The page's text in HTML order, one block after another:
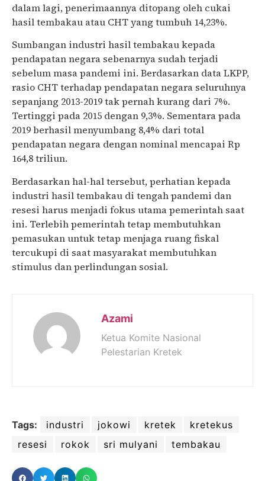
dalam lagi, penerimaannya ditopang oleh cukai
hasil tembakau atau CHT yang tumbuh 14,23%.
Sumbangan industri hasil tembakau kepada
pendapatan negara sebenarnya sudah terjadi
sebelum masa pandemi ini. Berdasarkan data LKPP,
rasio CHT terhadap pendapatan negara seluruhnya
sepanjang 2013-2019 tak pernah kurang dari 7%.
Tertinggi pada 2015 dengan 9,3%. Sementara pada
2019 berhasil menyumbang 8,4% dari total
pendapatan negara dengan nominal mencapai Rp
164,8 triliun.
Berdasarkan hal-hal tersebut, perhatian kepada
industri hasil tembakau di tengah pandemi dan
resesi harus menjadi fokus utama pemerintah saat
ini. Terlebih pemerintah tetap membutuhkan
pemasukan untuk tetap menjaga ruang fiskal
tercukupi di saat masyarakat membutuhkan
stimulus dan perlindungan sosial.
Azami
Ketua Komite Nasional
Pelestarian Kretek
Tags: industri jokowi kretek
kretekus
resesi
rokok sri mulyani tembakau